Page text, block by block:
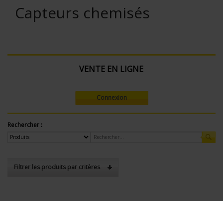
Capteurs chemisés
VENTE EN LIGNE
Connexion
Rechercher :
Filtrer les produits par critères